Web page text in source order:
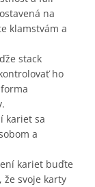
na
klamstvám a
stack
ho
kariet sa
a
kariet buďte
svoje karty